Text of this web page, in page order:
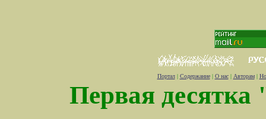
Портал| Содержание| О нас| Авторам|
Первая десятка